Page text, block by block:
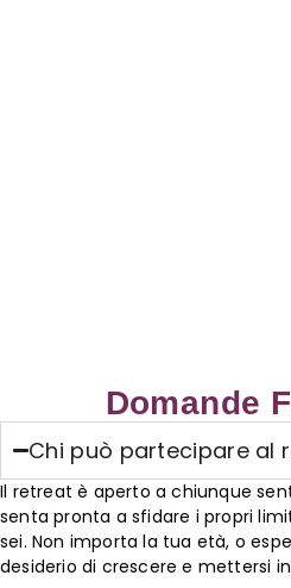
Domande
Chi può partecipare al
Il retreat è aperto a chiunque
senta pronta a sfidare i propri
sei. Non importa la tua età, o
desiderio di crescere e mettersi